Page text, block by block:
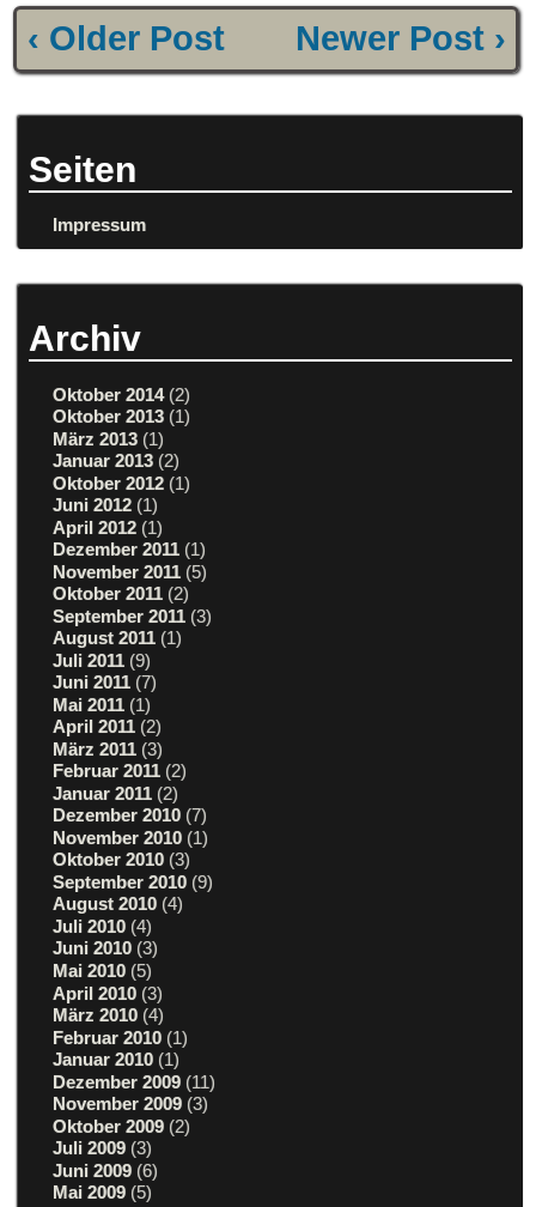
‹ Older Post Newer Post ›
Seiten
Impressum
Archiv
Oktober 2014(2)
Oktober 2013 (1)
März 2013 (1)
Januar 2013 (2)
Oktober 2012 (1)
Juni 2012 (1)
April 2012 (1)
Dezember 2011 (1)
November 2011 (5)
Oktober 2011 (2)
September 2011 (3)
August 2011 (1)
Juli 2011 (9)
Juni 2011 (7)
Mai 2011 (1)
April 2011 (2)
März 2011 (3)
Februar 2011 (2)
Januar 2011 (2)
Dezember 2010 (7)
November 2010 (1)
Oktober 2010 (3)
September 2010 (9)
August 2010 (4)
Juli 2010 (4)
Juni 2010 (3)
Mai 2010 (5)
April 2010 (3)
März 2010 (4)
Februar 2010 (1)
Januar 2010 (1)
Dezember 2009 (11)
November 2009 (3)
Oktober 2009 (2)
Juli 2009 (3)
Juni 2009 (6)
Mai 2009 (5)